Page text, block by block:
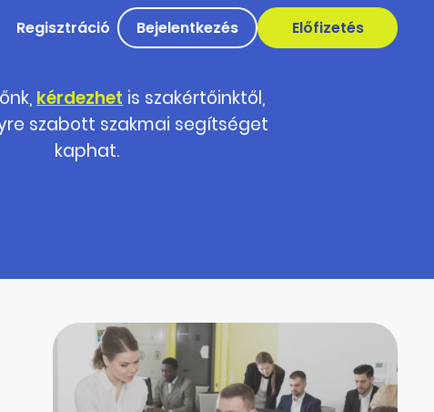
Regisztráció Bejelentkezés Előfizetés
kérdezhet is szakértőinktől,
szabott szakmai segítséget
kaphat.